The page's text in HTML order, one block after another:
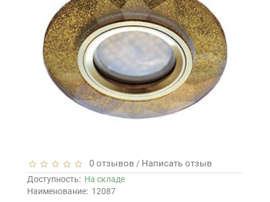
0 отзывов / Написать отзыв
Доступность: На складе
Наименование: 12087